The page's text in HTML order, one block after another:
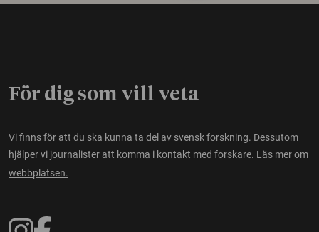
För dig som vill veta
Vi finns för att du ska kunna ta del av svensk forskning. Dessutom
hjälper vi journalister att komma i kontakt med forskare. Läs mer om
webbplatsen.